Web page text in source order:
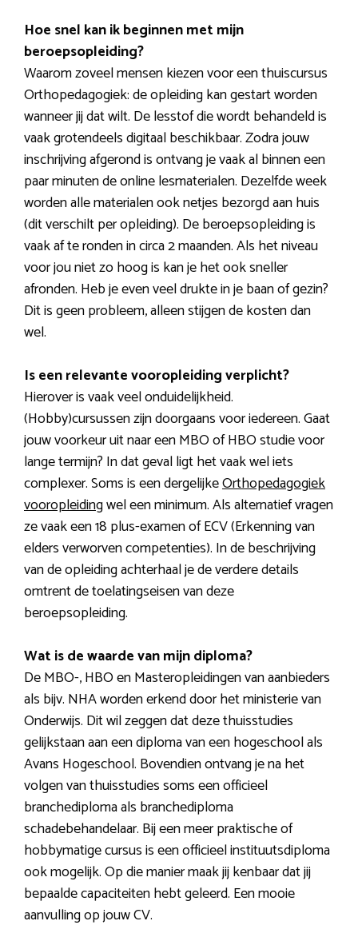
Hoe snel kan ik beginnen met mijn
beroepsopleiding?
Waarom zoveel mensen kiezen voor een thuiscursus
Orthopedagogiek: de opleiding kan gestart worden
wanneer jij dat wilt. De lesstof die wordt behandeld is
vaak grotendeels digitaal beschikbaar. Zodra jouw
inschrijving afgerond is ontvang je vaak al binnen een
paar minuten de online lesmaterialen. Dezelfde week
worden alle materialen ook netjes bezorgd aan huis
(dit verschilt per opleiding). De beroepsopleiding is
vaak af te ronden in circa 2 maanden. Als het niveau
voor jou niet zo hoog is kan je het ook sneller
afronden. Heb je even veel drukte in je baan of gezin?
Dit is geen probleem, alleen stijgen de kosten dan
wel.
Is een relevante vooropleiding verplicht?
Hierover is vaak veel onduidelijkheid.
(Hobby)cursussen zijn doorgaans voor iedereen. Gaat
jouw voorkeur uit naar een MBO of HBO studie voor
lange termijn? In dat geval ligt het vaak wel iets
complexer. Soms is een dergelijkeOrthopedagogiek
vooropleidingwel een minimum. Als alternatief vragen
ze vaak een 18 plus-examen of ECV (Erkenning van
elders verworven competenties). In de beschrijving
van de opleiding achterhaal je de verdere details
omtrent de toelatingseisen van deze
beroepsopleiding.
Wat is de waarde van mijn diploma?
De MBO-, HBO en Masteropleidingen van aanbieders
als bijv. NHA worden erkend door het ministerie van
Onderwijs. Dit wil zeggen dat deze thuisstudies
gelijkstaan aan een diploma van een hogeschool als
Avans Hogeschool. Bovendien ontvang je na het
volgen van thuisstudies soms een officieel
branchediploma als branchediploma
schadebehandelaar. Bij een meer praktische of
hobbymatige cursus is een officieel instituutsdiploma
ook mogelijk. Op die manier maak jij kenbaar dat jij
bepaalde capaciteiten hebt geleerd. Een mooie
aanvulling op jouw CV.